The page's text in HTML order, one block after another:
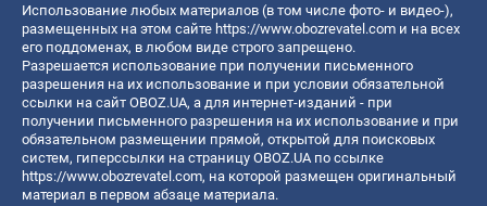
Использование любых материалов (в том числе фото- и видео-),
размещенных на этом сайте https://www.obozrevatel.com и на всех
его поддоменах, в любом виде строго запрещено.
Разрешается использование при получении письменного
разрешения на их использование и при условии обязательной
ссылки на сайт OBOZ.UA, а для интернет-изданий - при
получении письменного разрешения на их использование и при
обязательном размещении прямой, открытой для поисковых
систем, гиперссылки на страницу OBOZ.UA по ссылке
https://www.obozrevatel.com, на которой размещен оригинальный
материал в первом абзаце материала.